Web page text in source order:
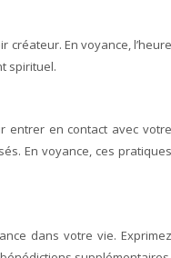
créateur. En voyance, l’heure
spirituel.
entrer en contact avec votre
En voyance, ces pratiques
dans votre vie. Exprimez